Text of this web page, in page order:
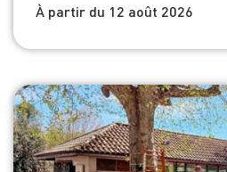
À partir du 12 août 2026